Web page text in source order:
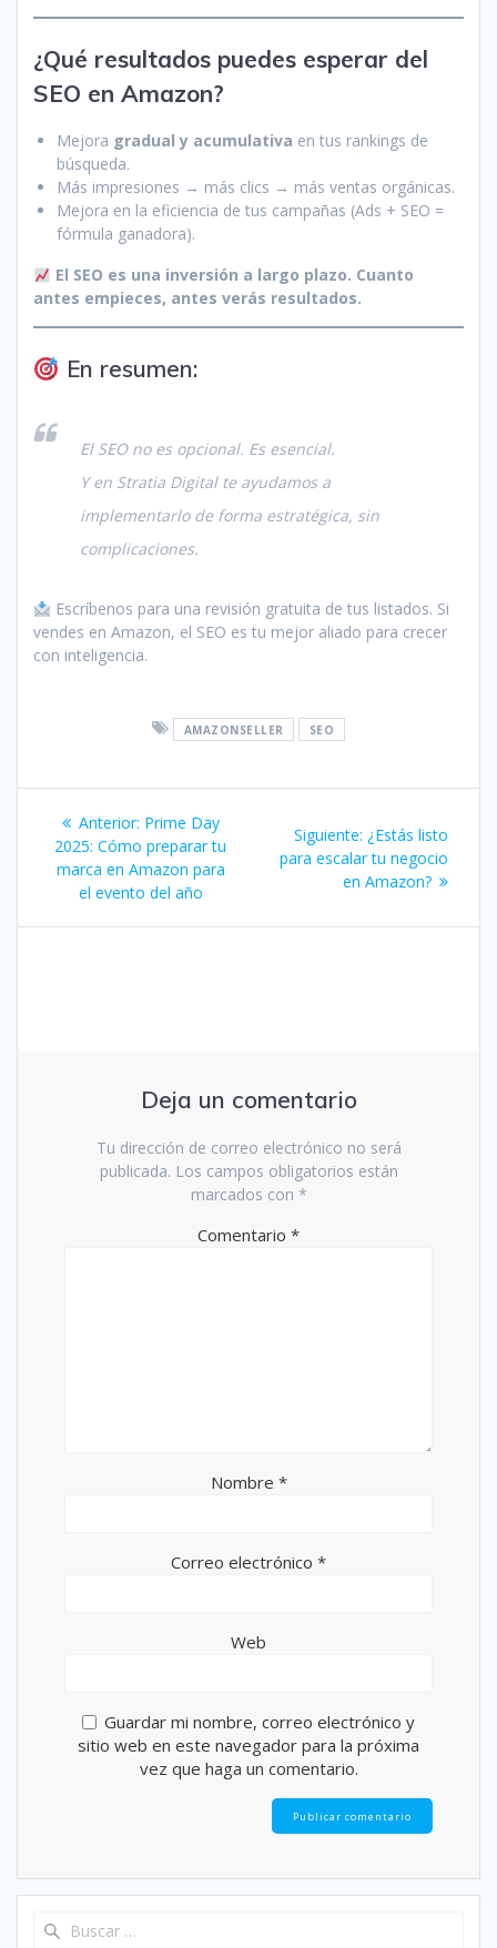
¿Qué resultados puedes esperar del
SEO en Amazon?
Mejora gradual y acumulativa en tus rankings de
búsqueda.
Más impresiones → más clics → más ventas orgánicas.
Mejora en la eficiencia de tus campañas (Ads + SEO =
fórmula ganadora).
El SEO es una inversión a largo plazo. Cuanto
antes empieces, antes verás resultados.
En resumen:
El SEO no es opcional. Es esencial.
Y en Stratia Digital te ayudamos a
implementarlo de forma estratégica, sin
complicaciones.
Escríbenos para una revisión gratuita de tus listados. Si
vendes en Amazon, el SEO es tu mejor aliado para crecer
con inteligencia.
AMAZONSELLER SEO
Navegación
de
entradas
Anterior: Post
anterior:
Prime Day
2025: Cómo preparar tu
marca en Amazon para
el evento del año
Siguiente: Siguiente
post:
¿Estás listo
para escalar tu negocio
en Amazon?
Deja un comentario
Tu dirección de correo electrónico no será
publicada. Los campos obligatorios están
marcados con *
Comentario *
Nombre *
Correo electrónico *
Web
Guardar mi nombre, correo electrónico y
sitio web en este navegador para la próxima
vez que haga un comentario.